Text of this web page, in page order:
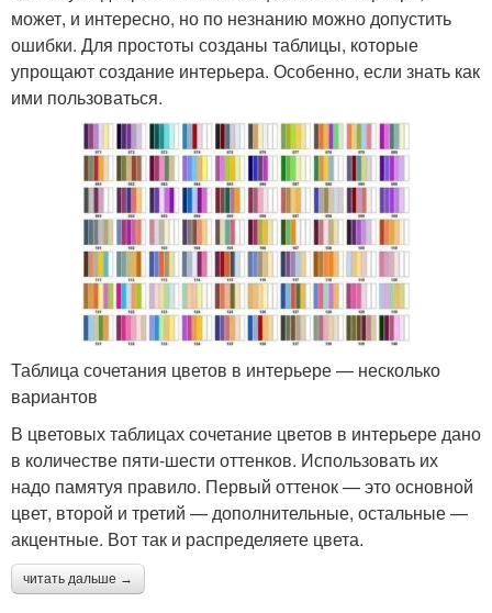
может, и интересно, но по незнанию можно допустить
ошибки. Для простоты созданы таблицы, которые
упрощают создание интерьера. Особенно, если знать как
ими пользоваться.
Таблица сочетания цветов в интерьере — несколько
вариантов
В цветовых таблицах сочетание цветов в интерьере дано
в количестве пяти-шести оттенков. Использовать их
надо памятуя правило. Первый оттенок — это основной
цвет, второй и третий — дополнительные, остальные —
акцентные. Вот так и распределяете цвета.
читать дальше →